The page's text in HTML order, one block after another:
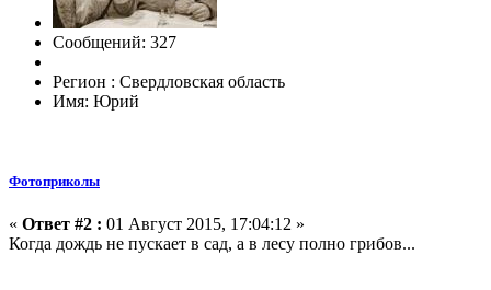
Сообщений: 327
Регион : Свердловская область
Имя: Юрий
Фотоприколы
« Ответ #2 : 01 Август 2015, 17:04:12 »
Когда дождь не пускает в сад, а в лесу полно грибов...